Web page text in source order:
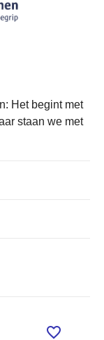
Het begint met
staan we met